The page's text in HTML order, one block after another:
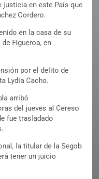
justicia en este País que
Cordero.
en la casa de su
Figueroa, en
por el delito de
Lydia Cacho.
arribó
del jueves al Cereso
fue trasladado
la titular de la Segob
tener un juicio